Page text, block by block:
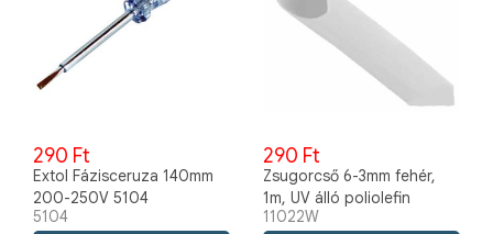
290 Ft
Extol Fázisceruza 140mm
200-250V 5104
5104
290 Ft
Zsugorcső 6-3mm fehér,
1m, UV álló poliolefin
11022W